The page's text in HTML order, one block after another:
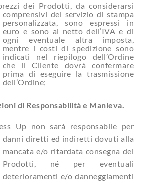
comprensivi del servizio di stampa
personalizzata, sono espressi in
euro e sono al netto dell’IVA e di
ogni eventuale altra imposta,
mentre i costi di spedizione sono
indicati nel riepilogo dell’Ordine
che il Cliente dovrà confermare
prima di eseguire la trasmissione
dell’Ordine;
di Responsabilità e Manleva.
danni diretti ed indiretti dovuti alla
mancata e/o ritardata consegna dei
Prodotti, né per eventuali
deterioramenti e/o danneggiamenti